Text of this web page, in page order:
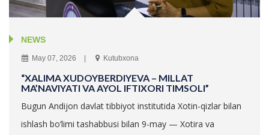
NEWS
May 07, 2026 Kutubxona
“XALIMA XUDOYBERDIYEVA – MILLAT
MA’NAVIYATI VA AYOL IFTIXORI TIMSOLI”
Bugun Andijon davlat tibbiyot institutida Xotin-qizlar bilan
ishlash bo‘limi tashabbusi bilan 9-may — Xotira va